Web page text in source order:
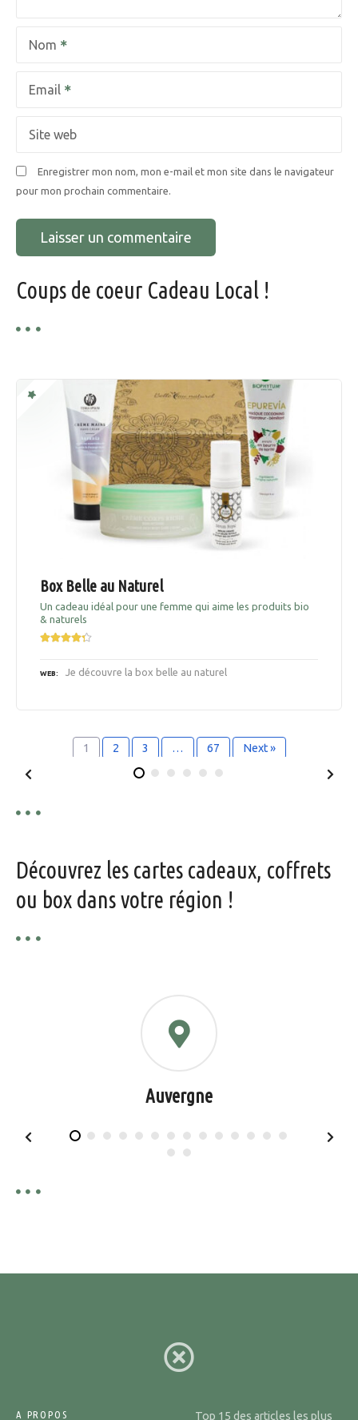
t
i
c
l
e
Nom
Email
Site web
Enregistrer mon nom, mon e-mail et mon site dans le navigateur
pour mon prochain commentaire.
Coups de coeur Cadeau Local !
Box Belle au Naturel
Un cadeau idéal pour une femme qui aime les produits bio
& naturels
WEB Je découvre la box belle au naturel
1 2 3 … 67 Next »
Découvrez les cartes cadeaux, coffrets
ou box dans votre région !
Auvergne
A PROPOS
Top 15 des articles les plus